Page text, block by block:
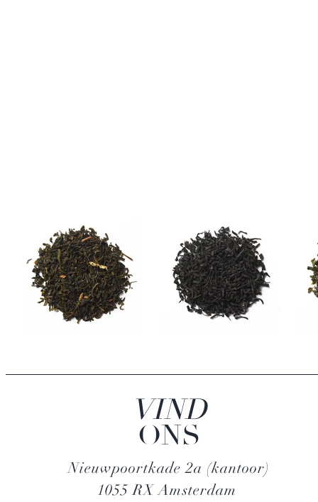
VIND
ONS
Nieuwpoortkade 2a (kantoor)
1055 RX Amsterdam